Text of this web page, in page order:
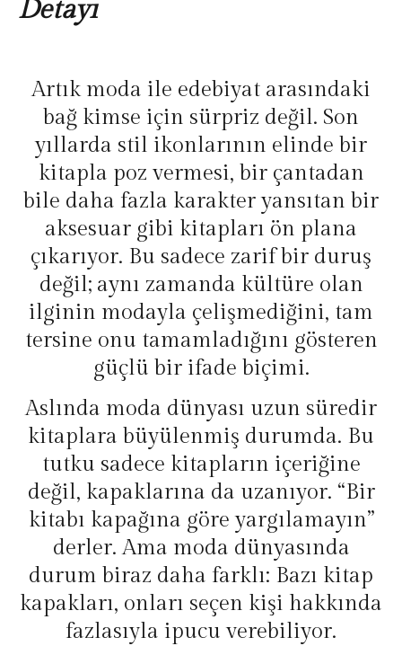
Detayı
Artık moda ile edebiyat arasındaki
bağ kimse için sürpriz değil. Son
yıllarda stil ikonlarının elinde bir
kitapla poz vermesi, bir çantadan
bile daha fazla karakter yansıtan bir
aksesuar gibi kitapları ön plana
çıkarıyor. Bu sadece zarif bir duruş
değil; aynı zamanda kültüre olan
ilginin modayla çelişmediğini, tam
tersine onu tamamladığını gösteren
güçlü bir ifade biçimi.
Aslında moda dünyası uzun süredir
kitaplara büyülenmiş durumda. Bu
tutku sadece kitapların içeriğine
değil, kapaklarına da uzanıyor. “Bir
kitabı kapağına göre yargılamayın”
derler. Ama moda dünyasında
durum biraz daha farklı: Bazı kitap
kapakları, onları seçen kişi hakkında
fazlasıyla ipucu verebiliyor.